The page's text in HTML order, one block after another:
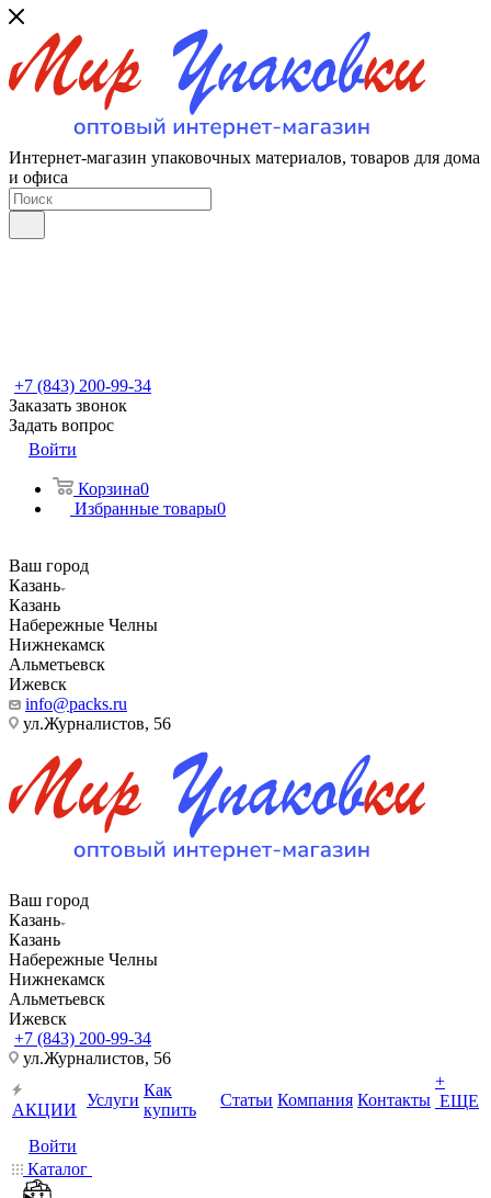
Интернет-магазин упаковочных материалов, товаров для дома
и офиса
+7 (843) 200-99-34
Заказать звонок
Задать вопрос
Войти
Корзина0
Избранные товары0
Ваш город
Казань
Казань
Набережные Челны
Нижнекамск
Альметьевск
Ижевск
info@packs.ru
ул.Журналистов, 56
Ваш город
Казань
Казань
Набережные Челны
Нижнекамск
Альметьевск
Ижевск
+7 (843) 200-99-34
ул.Журналистов, 56
АКЦИИ
Услуги
Как
купить
Статьи Компания Контакты
+
ЕЩЕ
Войти
Каталог